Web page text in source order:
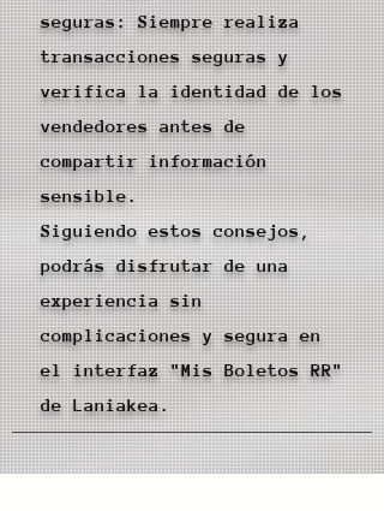
seguras: Siempre realiza
transacciones seguras y
verifica la identidad de los
vendedores antes de
compartir información
sensible.
Siguiendo estos consejos,
podrás disfrutar de una
experiencia sin
complicaciones y segura en
el interfaz "Mis Boletos RR"
de Laniakea.